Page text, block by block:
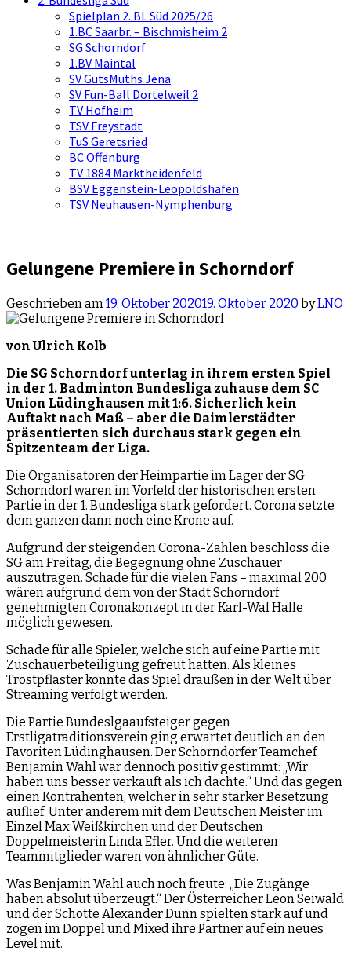
Spielplan 2. BL Süd 2025/26
1.BC Saarbr. – Bischmisheim 2
SG Schorndorf
1.BV Maintal
SV GutsMuths Jena
SV Fun-Ball Dortelweil 2
TV Hofheim
TSV Freystadt
TuS Geretsried
BC Offenburg
TV 1884 Marktheidenfeld
BSV Eggenstein-Leopoldshafen
TSV Neuhausen-Nymphenburg
Gelungene Premiere in Schorndorf
Geschrieben am 19. Oktober 202019. Oktober 2020 byLNO
von Ulrich Kolb
Die SG Schorndorf unterlag in ihrem ersten Spiel
in der 1. Badminton Bundesliga zuhause dem SC
Union Lüdinghausen mit 1:6. Sicherlich kein
Auftakt nach Maß – aber die Daimlerstädter
präsentierten sich durchaus stark gegen ein
Spitzenteam der Liga.
Die Organisatoren der Heimpartie im Lager der SG
Schorndorf waren im Vorfeld der historischen ersten
Partie in der 1. Bundesliga stark gefordert. Corona setzte
dem ganzen dann noch eine Krone auf.
Aufgrund der steigenden Corona-Zahlen beschloss die
SG am Freitag, die Begegnung ohne Zuschauer
auszutragen. Schade für die vielen Fans – maximal 200
wären aufgrund dem von der Stadt Schorndorf
genehmigten Coronakonzept in der Karl-Wal Halle
möglich gewesen.
Schade für alle Spieler, welche sich auf eine Partie mit
Zuschauerbeteiligung gefreut hatten. Als kleines
Trostpflaster konnte das Spiel draußen in der Welt über
Streaming verfolgt werden.
Die Partie Bundeslgaaufsteiger gegen
Erstligatraditionsverein ging erwartet deutlich an den
Favoriten Lüdinghausen. Der Schorndorfer Teamchef
Benjamin Wahl war dennoch positiv gestimmt: „Wir
haben uns besser verkauft als ich dachte.“ Und das gegen
einen Kontrahenten, welcher in sehr starker Besetzung
auflief. Unter anderem mit dem Deutschen Meister im
Einzel Max Weißkirchen und der Deutschen
Doppelmeisterin Linda Efler. Und die weiteren
Teammitglieder waren von ähnlicher Güte.
Was Benjamin Wahl auch noch freute: „Die Zugänge
haben absolut überzeugt.“ Der Österreicher Leon Seiwald
und der Schotte Alexander Dunn spielten stark auf und
zogen im Doppel und Mixed ihre Partner auf ein neues
Level mit.